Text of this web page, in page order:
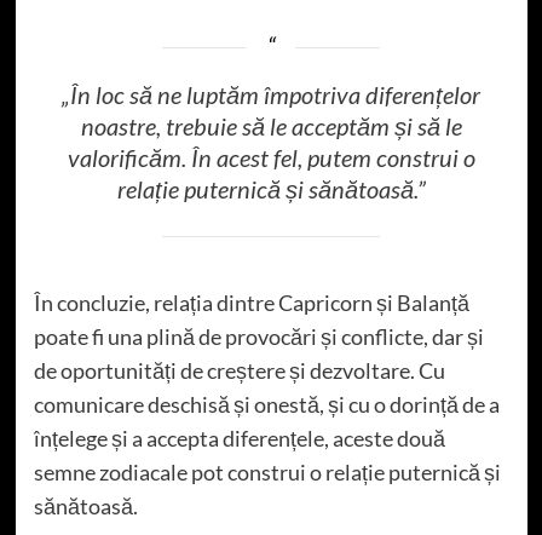
„În loc să ne luptăm împotriva diferențelor
noastre, trebuie să le acceptăm și să le
valorificăm. În acest fel, putem construi o
relație puternică și sănătoasă.”
În concluzie, relația dintre Capricorn și Balanță
poate fi una plină de provocări și conflicte, dar și
de oportunități de creștere și dezvoltare. Cu
comunicare deschisă și onestă, și cu o dorință de a
înțelege și a accepta diferențele, aceste două
semne zodiacale pot construi o relație puternică și
sănătoasă.